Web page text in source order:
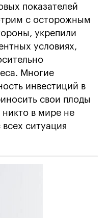
показателей
с осторожным
укрепили
условиях,
Многие
инвестиций в
свои плоды
никто в мире не
всех ситуация